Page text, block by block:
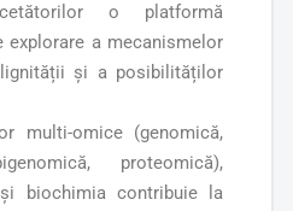
o platformă
explorare a mecanismelor
și a posibilităților
multi-omice (genomică,
proteomică),
biochimia contribuie la